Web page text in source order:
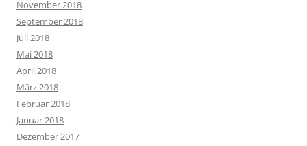
November 2018
September 2018
Juli 2018
Mai 2018
April 2018
März 2018
Februar 2018
Januar 2018
Dezember 2017